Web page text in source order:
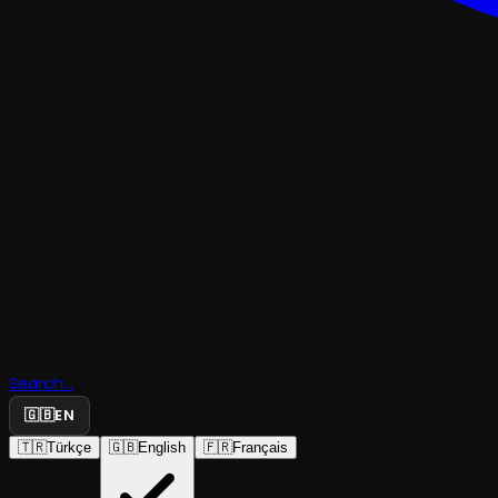
Search...
🇬🇧EN
🇹🇷Türkçe 🇬🇧English 🇫🇷Français
Leonce ile